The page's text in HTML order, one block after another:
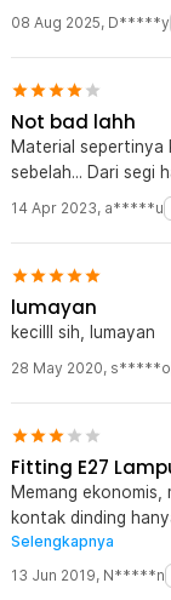
08 Aug 2025, D*****y
Not bad lahh
Material sepertinya
sebelah... Dari segi
14 Apr 2023, a*****u
lumayan
kecilll sih, lumayan
28 May 2020, s*****o
Fitting E27
Memang ekonomis, model
kontak dinding
terminal yg datar); kaki-kaki colokannya kecil, agak rapat, dan
"ringkih" (kurang
Selengkapnya
13 Jun 2019, N*****n